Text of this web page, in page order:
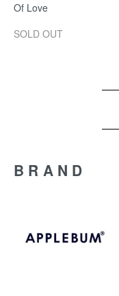
Of Love
SOLD OUT
BRAND